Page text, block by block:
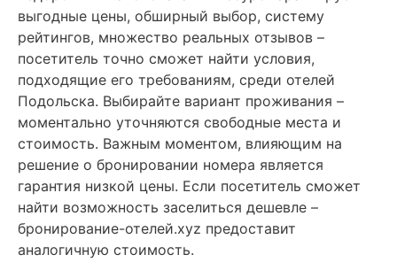
выгодные цены, обширный выбор, систему
рейтингов, множество реальных отзывов –
посетитель точно сможет найти условия,
подходящие его требованиям, среди отелей
Подольска. Выбирайте вариант проживания –
моментально уточняются свободные места и
стоимость. Важным моментом, влияющим на
решение о бронировании номера является
гарантия низкой цены. Если посетитель сможет
найти возможность заселиться дешевле –
бронирование-отелей.xyz предоставит
аналогичную стоимость.